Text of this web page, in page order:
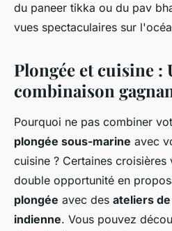
du paneer tikka ou du pav
vues spectaculaires sur
Plongée et cuisine :
combinaison
Pourquoi ne pas combiner
plongée sous-marine avec
cuisine ? Certaines
double opportunité en
plongée avec des ateliers
indienne. Vous pouvez